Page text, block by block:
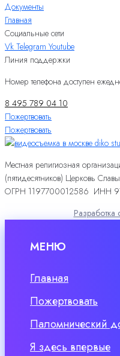
Документы
Главная
Социальные сети
Vk Telegram Youtube
Линия поддержки
Номер телефона доступен
8 495 789 04 10
Пожертвовать
Пожертвовать
Местная религиозная
(пятидесятников) Церковь
ОГРН 1197700012586 ИНН
Разработка
МЕНЮ
Главная
Пожертвовать
Паломнический
Я здесь впервые